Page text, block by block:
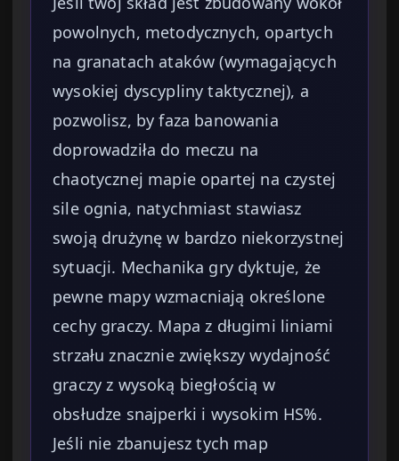
powolnych, metodycznych, opartych
na granatach ataków (wymagających
wysokiej dyscypliny taktycznej), a
pozwolisz, by faza banowania
doprowadziła do meczu na
chaotycznej mapie opartej na czystej
sile ognia, natychmiast stawiasz
swoją drużynę w bardzo niekorzystnej
sytuacji. Mechanika gry dyktuje, że
pewne mapy wzmacniają określone
cechy graczy. Mapa z długimi liniami
strzału znacznie zwiększy wydajność
graczy z wysoką biegłością w
obsłudze snajperki i wysokim HS%.
Jeśli nie zbanujesz tych map